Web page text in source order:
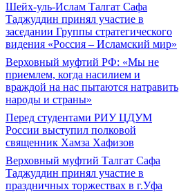
Шейх-уль-Ислам Талгат Сафа
Таджуддин принял участие в
заседании Группы стратегического
видения «Россия – Исламский мир»
Верховный муфтий РФ: «Мы не
приемлем, когда насилием и
враждой на нас пытаются натравить
народы и страны»
Перед студентами РИУ ЦДУМ
России выступил полковой
священник Хамза Хафизов
Верховный муфтий Талгат Сафа
Таджуддин принял участие в
праздничных торжествах в г.Уфа